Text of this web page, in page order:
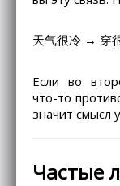
天气很冷 → 穿
Если во
что-то
значит смысл
Частые